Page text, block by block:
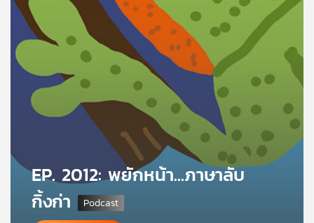
บทความ
ข่าว
กิจกรรม
เกี่ยว
กับ EP. 2012: พยักหน้า...ภาษาลับ
กิ้งก่า